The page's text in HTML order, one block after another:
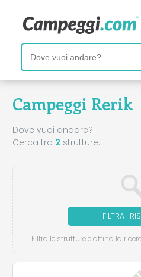
Campeggi Rerik
Dove vuoi andare?
Cerca tra 2 strutture.
FILTRA I
Filtra le strutture e affina la